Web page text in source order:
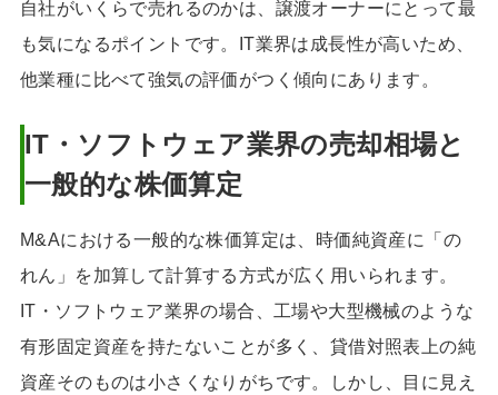
自社がいくらで売れるのかは、譲渡オーナーにとって最
も気になるポイントです。IT業界は成長性が高いため、
他業種に比べて強気の評価がつく傾向にあります。
IT・ソフトウェア業界の売却相場と
一般的な株価算定
M&Aにおける一般的な株価算定は、時価純資産に「の
れん」を加算して計算する方式が広く用いられます。
IT・ソフトウェア業界の場合、工場や大型機械のような
有形固定資産を持たないことが多く、貸借対照表上の純
資産そのものは小さくなりがちです。しかし、目に見え